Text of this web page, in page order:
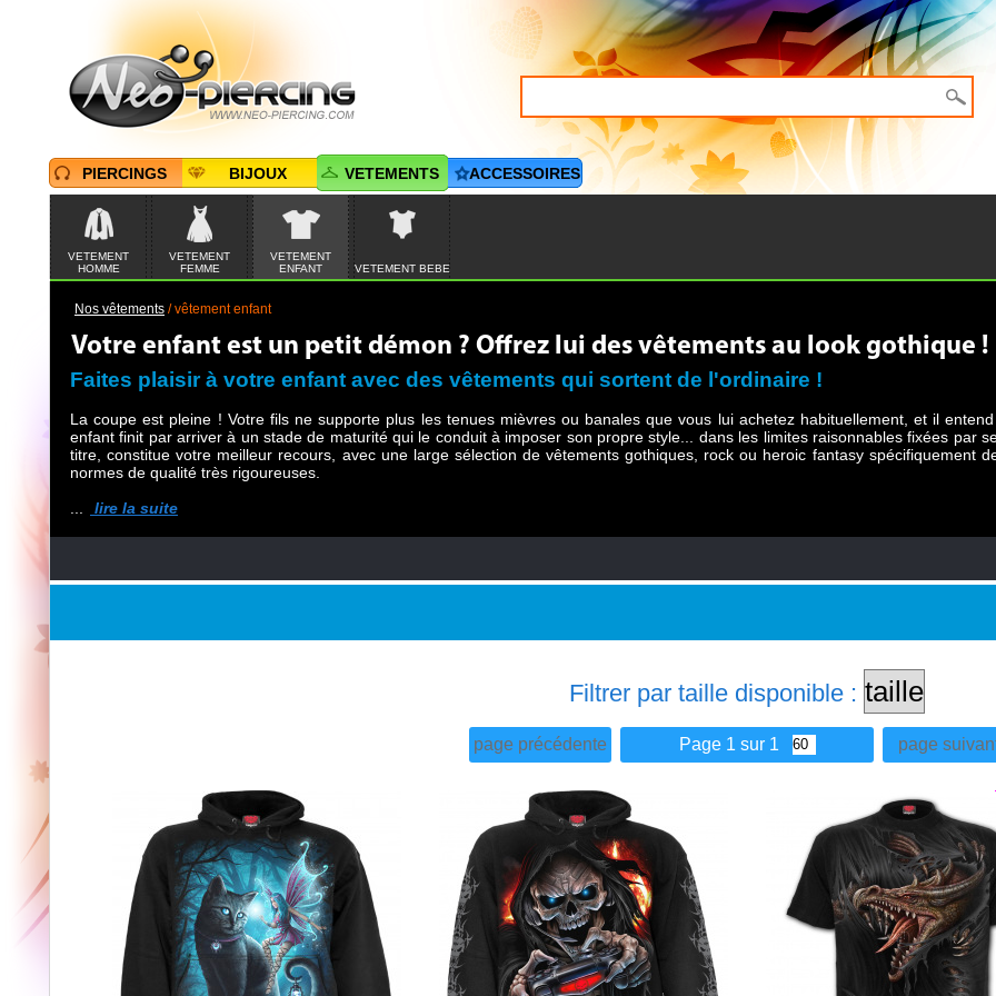
PIERCINGS BIJOUX VETEMENTS
VETEMENT
HOMME
VETEMENT
FEMME
VETEMENT
ENFANT
VETEMENT BEBE
ACCESSOIRES
Nos vêtements /vêtement enfant
Votre enfant est un petit démon ? Offrez lui des vêtements au look gothique !
Faites plaisir à votre enfant avec des vêtements qui sortent de l'ordinaire !
La coupe est pleine ! Votre fils ne supporte plus les tenues mièvres ou banales que vous lui achetez habituellement, et il
enfant finit par arriver à un stade de maturité qui le conduit à imposer son propre style... dans les limites raisonnables fixées par
titre, constitue votre meilleur recours, avec une large sélection de vêtements gothiques, rock ou heroic fantasy spécifiquement
normes de qualité très rigoureuses.
lire la suite
Filtrer par taille disponible :
page précédente page
Page 1 sur 1